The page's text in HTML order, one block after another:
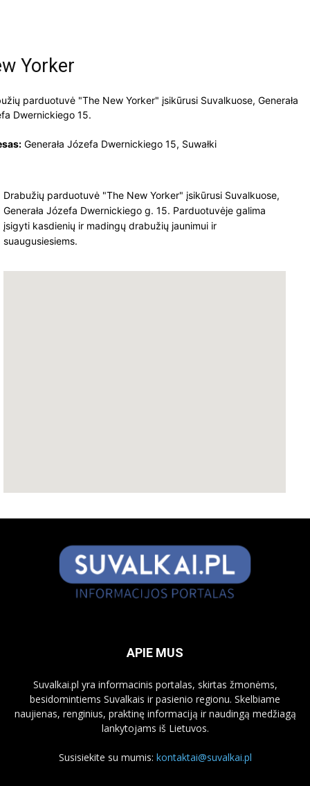
Yorker
parduotuvė "The New Yorker" įsikūrusi Suvalkuose, Generała
Dwernickiego 15.
Generała Józefa Dwernickiego 15, Suwałki
Drabužių parduotuvė "The New Yorker" įsikūrusi Suvalkuose,
Generała Józefa Dwernickiego g. 15. Parduotuvėje galima
įsigyti kasdienių ir madingų drabužių jaunimui ir
suaugusiesiems.
APIE MUS
Suvalkai.pl yra informacinis portalas, skirtas žmonėms,
besidomintiems Suvalkais ir pasienio regionu. Skelbiame
naujienas, renginius, praktinę informaciją ir naudingą medžiagą
lankytojams iš Lietuvos.
Susisiekite su mumis: kontaktai@suvalkai.pl